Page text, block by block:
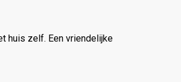
huis zelf. Een vriendelijke